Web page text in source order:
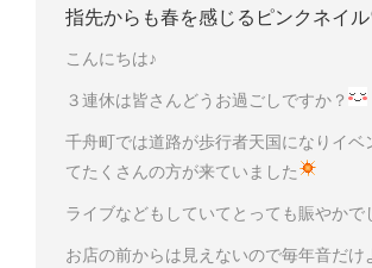
指先からも春を感じるピンクネイ
こんにちは♪
３連休は皆さんどうお過ごしですか？
千舟町では道路が歩行者天国になりイベ
てたくさんの方が来ていました
ライブなどもしていてとっても賑やかで
お店の前からは見えないので毎年音だけ